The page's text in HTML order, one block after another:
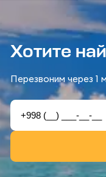
Хотите
Перезвоним через 1